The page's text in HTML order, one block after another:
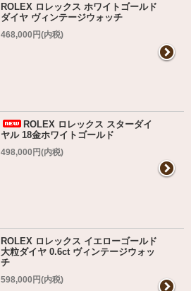
ROLEX ロレックス ホワイトゴールド
ダイヤ ヴィンテージウォッチ
468,000円(内税)
ROLEX ロレックス スターダイ
ヤル 18金ホワイトゴールド
498,000円(内税)
ROLEX ロレックス イエローゴールド
大粒ダイヤ 0.6ct ヴィンテージウォッ
チ
598,000円(内税)